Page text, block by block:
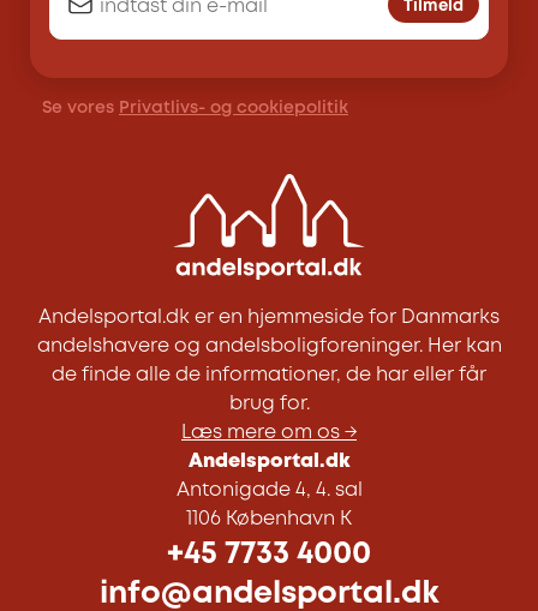
Tilmeld
Se vores Privatlivs- og cookiepolitik
Andelsportal.dk er en hjemmeside for Danmarks
andelshavere og andelsboligforeninger. Her kan
de finde alle de informationer, de har eller får
brug for.
Læs mere om os →
Andelsportal.dk
Antonigade 4, 4. sal
1106 København K
+45 7733 4000
info@andelsportal.dk